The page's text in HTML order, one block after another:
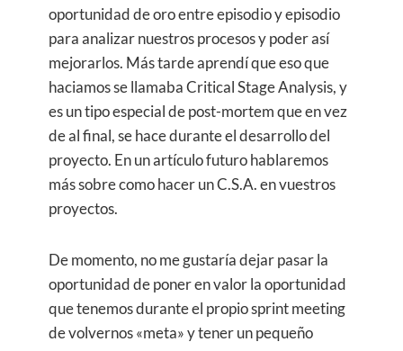
oportunidad de oro entre episodio y episodio
para analizar nuestros procesos y poder así
mejorarlos. Más tarde aprendí que eso que
haciamos se llamaba Critical Stage Analysis, y
es un tipo especial de post-mortem que en vez
de al final, se hace durante el desarrollo del
proyecto. En un artículo futuro hablaremos
más sobre como hacer un C.S.A. en vuestros
proyectos.
De momento, no me gustaría dejar pasar la
oportunidad de poner en valor la oportunidad
que tenemos durante el propio sprint meeting
de volvernos «meta» y tener un pequeño